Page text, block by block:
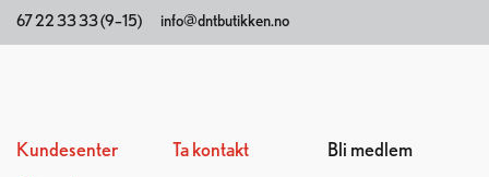
67 22 33 33 (9–15) info@dntbutikken.no
Kundesenter
Ta kontakt Bli medlem